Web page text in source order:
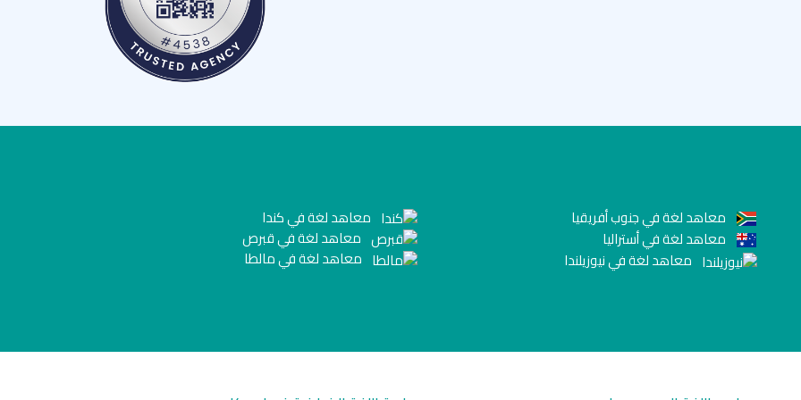
معاهد لغة في جنوب أفريقيا
معاهد لغة في أستراليا
معاهد لغة في نيوزيلندا
معاهد لغة في كندا
معاهد لغة في قبرص
معاهد لغة في مالطا